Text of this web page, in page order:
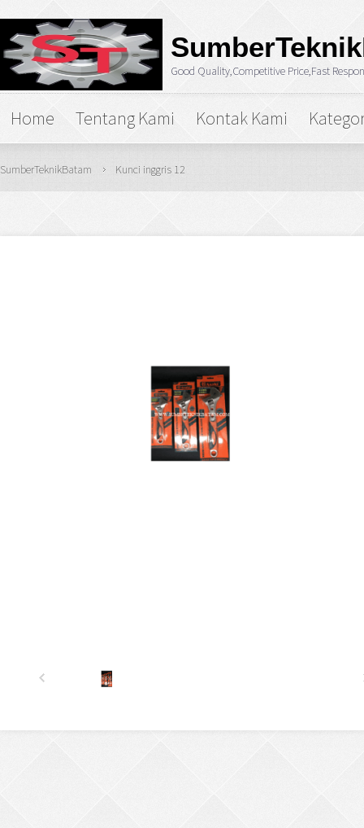
Good Quality,Competitive Price,Fast
Home Tentang Kami Kontak Kami
SumberTeknikBatam Kunci inggris 12